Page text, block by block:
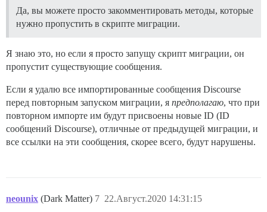
Да, вы можете просто закомментировать методы, которые
нужно пропустить в скрипте миграции.
Я знаю это, но если я просто запущу скрипт миграции, он
пропустит существующие сообщения.
Если я удалю все импортированные сообщения Discourse
перед повторным запуском миграции, я предполагаю, что при
повторном импорте им будут присвоены новые ID (ID
сообщений Discourse), отличные от предыдущей миграции, и
все ссылки на эти сообщения, скорее всего, будут нарушены.
neounix (Dark Matter) 22.Август.2020 14:31:15
7